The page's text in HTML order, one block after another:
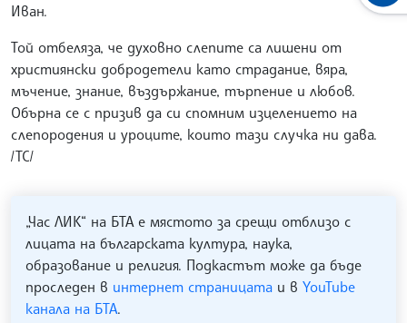
Иван.
Той отбеляза, че духовно слепите са лишени от
християнски добродетели като страдание, вяра,
мъчение, знание, въздържание, търпение и любов.
Обърна се с призив да си спомним изцелението на
слепородения и уроците, които тази случка ни дава.
/ТС/
„Час ЛИК“ на БТА е мястото за срещи отблизо с
лицата на българската култура, наука,
образование и религия. Подкастът може да бъде
проследен в интернет страницата и в YouTube
канала на БТА.